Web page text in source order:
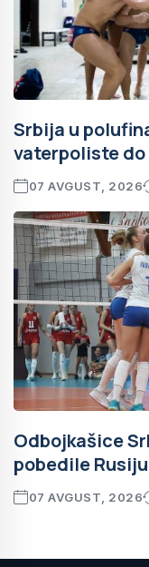
Srbija u
vaterpoliste do
07 AVGUST, 2026
Odbojkašice
pobedile
07 AVGUST, 2026